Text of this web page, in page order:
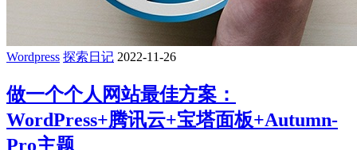
Wordpress 探索日记 2022-11-26
做一个个人网站最佳方案：
WordPress+腾讯云+宝塔面板+Autumn-
Pro主题